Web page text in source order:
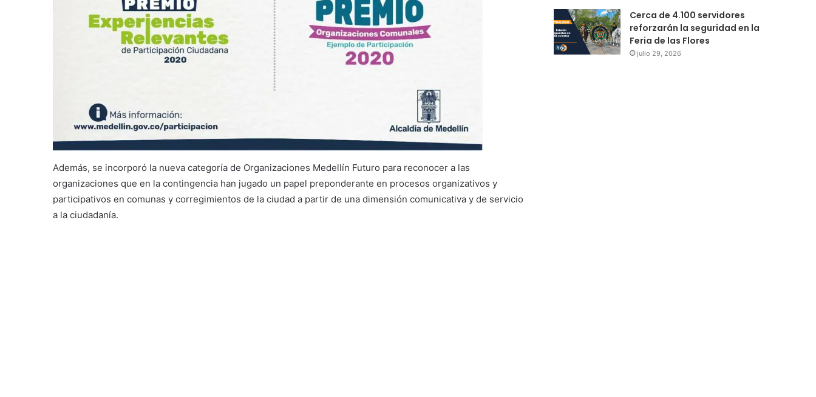
Además, se incorporó la nueva categoría de Organizaciones Medellín Futuro para reconocer a las
organizaciones que en la contingencia han jugado un papel preponderante en procesos organizativos y
participativos en comunas y corregimientos de la ciudad a partir de una dimensión comunicativa y de servicio
a la ciudadanía.
Cerca de 4.100 servidores
reforzarán la seguridad en la
Feria de las Flores
julio 29, 2026